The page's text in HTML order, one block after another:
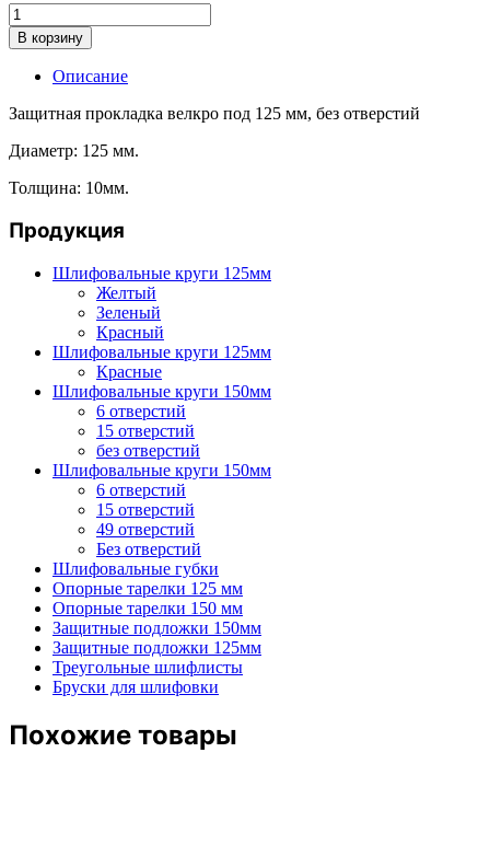
Количество
товара
Защитная
прокладка
шлифовальной
125
без
10мм
В корзину
Описание
Защитная прокладка велкро под 125 мм, без отверстий
Диаметр: 125 мм.
Толщина: 10мм.
Продукция
Шлифовальные круги 125мм
Желтый
Зеленый
Красный
Шлифовальные круги 125мм
Красные
Шлифовальные круги 150мм
6 отверстий
15 отверстий
без отверстий
Шлифовальные круги 150мм
6 отверстий
15 отверстий
49 отверстий
Без отверстий
Шлифовальные губки
Опорные тарелки 125 мм
Опорные тарелки 150 мм
Защитные подложки 150мм
Защитные подложки 125мм
Треугольные шлифлисты
Бруски для шлифовки
Похожие товары